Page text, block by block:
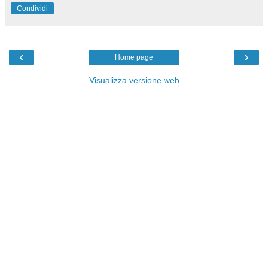
Condividi
‹ ›
Home page
Visualizza versione web